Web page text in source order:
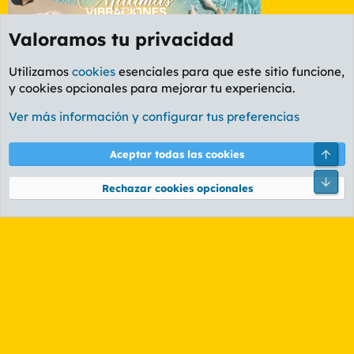
Foro Informática y Videojuegos
Cookies
PL OLDSTYLE AMARILLO
Términos y reglas Política de privacidad Ayuda
Community platform by XenForo® © 2010-2026 XenForo Ltd.
Valoramos tu privacidad
Utilizamos cookies esenciales para que este sitio funcione,
y cookies opcionales para mejorar tu experiencia.
Ver más información y configurar tus preferencias
Aceptar todas las cookies
Rechazar cookies opcionales
Pie